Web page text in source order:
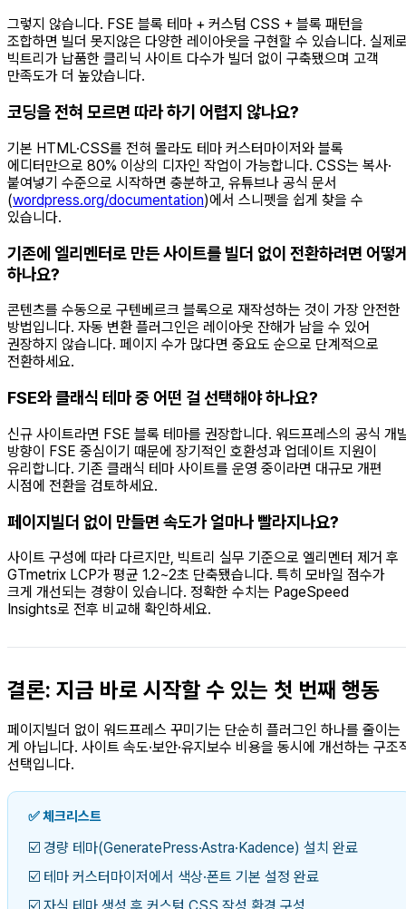
그렇지 않습니다. FSE 블록 테마 + 커스텀 CSS + 블록 패턴을
조합하면 빌더 못지않은 다양한 레이아웃을 구현할 수 있습니다. 실제
빅트리가 납품한 클리닉 사이트 다수가 빌더 없이 구축됐으며 고객
만족도가 더 높았습니다.
코딩을 전혀 모르면 따라 하기 어렵지 않나요?
기본 HTML·CSS를 전혀 몰라도 테마 커스터마이저와 블록
에디터만으로 80% 이상의 디자인 작업이 가능합니다. CSS는 복사·
붙여넣기 수준으로 시작하면 충분하고, 유튜브나 공식 문서
(wordpress.org/documentation)에서 스니펫을 쉽게 찾을 수
있습니다.
기존에 엘리멘터로 만든 사이트를 빌더 없이 전환하려면 어떻
하나요?
콘텐츠를 수동으로 구텐베르크 블록으로 재작성하는 것이 가장 안전한
방법입니다. 자동 변환 플러그인은 레이아웃 잔해가 남을 수 있어
권장하지 않습니다. 페이지 수가 많다면 중요도 순으로 단계적으로
전환하세요.
FSE와 클래식 테마 중 어떤 걸 선택해야 하나요?
신규 사이트라면 FSE 블록 테마를 권장합니다. 워드프레스의 공식 개
방향이 FSE 중심이기 때문에 장기적인 호환성과 업데이트 지원이
유리합니다. 기존 클래식 테마 사이트를 운영 중이라면 대규모 개편
시점에 전환을 검토하세요.
페이지빌더 없이 만들면 속도가 얼마나 빨라지나요?
사이트 구성에 따라 다르지만, 빅트리 실무 기준으로 엘리멘터 제거 후
GTmetrix LCP가 평균 1.2~2초 단축됐습니다. 특히 모바일 점수가
크게 개선되는 경향이 있습니다. 정확한 수치는 PageSpeed
Insights로 전후 비교해 확인하세요.
결론: 지금 바로 시작할 수 있는 첫 번째 행동
페이지빌더 없이 워드프레스 꾸미기는 단순히 플러그인 하나를 줄이는
게 아닙니다. 사이트 속도·보안·유지보수 비용을 동시에 개선하는 구조
선택입니다.
✅ 체크리스트
☑️ 경량 테마(GeneratePress·Astra·Kadence) 설치 완료
☑️ 테마 커스터마이저에서 색상·폰트 기본 설정 완료